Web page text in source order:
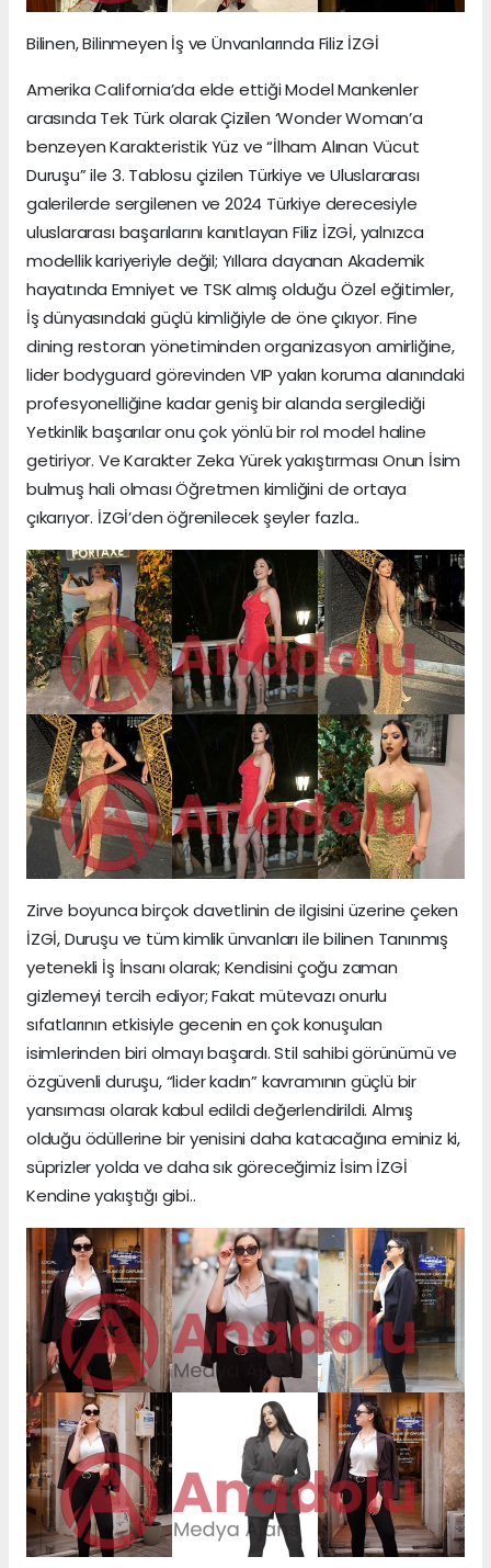
Bilinen, Bilinmeyen İş ve Ünvanlarında Filiz İZGİ
Amerika California’da elde ettiği Model Mankenler
arasında Tek Türk olarak Çizilen ‘Wonder Woman’a
benzeyen Karakteristik Yüz ve “İlham Alınan Vücut
Duruşu” ile 3. Tablosu çizilen Türkiye ve Uluslararası
galerilerde sergilenen ve 2024 Türkiye derecesiyle
uluslararası başarılarını kanıtlayan Filiz İZGİ, yalnızca
modellik kariyeriyle değil; Yıllara dayanan Akademik
hayatında Emniyet ve TSK almış olduğu Özel eğitimler,
İş dünyasındaki güçlü kimliğiyle de öne çıkıyor. Fine
dining restoran yönetiminden organizasyon amirliğine,
lider bodyguard görevinden VIP yakın koruma alanındaki
profesyonelliğine kadar geniş bir alanda sergilediği
Yetkinlik başarılar onu çok yönlü bir rol model haline
getiriyor. Ve Karakter Zeka Yürek yakıştırması Onun İsim
bulmuş hali olması Öğretmen kimliğini de ortaya
çıkarıyor. İZGİ’den öğrenilecek şeyler fazla..
Zirve boyunca birçok davetlinin de ilgisini üzerine çeken
İZGİ, Duruşu ve tüm kimlik ünvanları ile bilinen Tanınmış
yetenekli İş İnsanı olarak; Kendisini çoğu zaman
gizlemeyi tercih ediyor; Fakat mütevazı onurlu
sıfatlarının etkisiyle gecenin en çok konuşulan
isimlerinden biri olmayı başardı. Stil sahibi görünümü ve
özgüvenli duruşu, “lider kadın” kavramının güçlü bir
yansıması olarak kabul edildi değerlendirildi. Almış
olduğu ödüllerine bir yenisini daha katacağına eminiz ki,
süprizler yolda ve daha sık göreceğimiz İsim İZGİ
Kendine yakıştığı gibi..